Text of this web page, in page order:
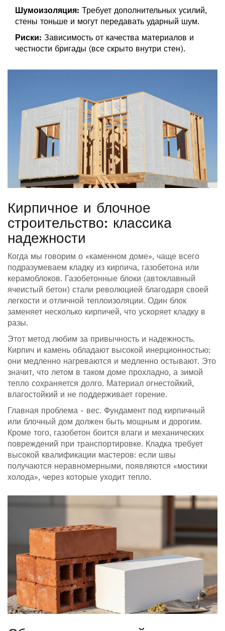
Шумоизоляция: Требует дополнительных усилий,
стены тоньше и могут передавать ударный шум.
Риски: Зависимость от качества материалов и
честности бригады (все скрыто внутри стен).
Кирпичное и блочное
строительство: классика
надежности
Когда мы говорим о «каменном доме», чаще всего
подразумеваем кладку из кирпича, газобетона или
керамоблоков. Газобетонные блоки (автоклавный
ячеистый бетон) стали революцией благодаря своей
легкости и отличной теплоизоляции. Один блок
заменяет несколько кирпичей, что ускоряет кладку в
разы.
Этот метод любим за привычность и надежность.
Кирпич и камень обладают высокой инерционностью:
они медленно нагреваются и медленно остывают. Это
значит, что летом в таком доме прохладно, а зимой
тепло сохраняется долго. Материал огнестойкий,
влагостойкий и не поддерживает горение.
Главная проблема - вес. Фундамент под кирпичный
или блочный дом должен быть мощным и дорогим.
Кроме того, газобетон боится влаги и механических
повреждений при транспортировке. Кладка требует
высокой квалификации мастеров: если швы
получаются неравномерными, появляются «мостики
холода», через которые уходит тепло.